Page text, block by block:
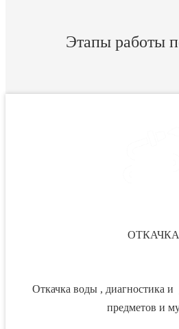
Этапы работы
ОТКАЧКА
Откачка воды , диагностика и
предметов и